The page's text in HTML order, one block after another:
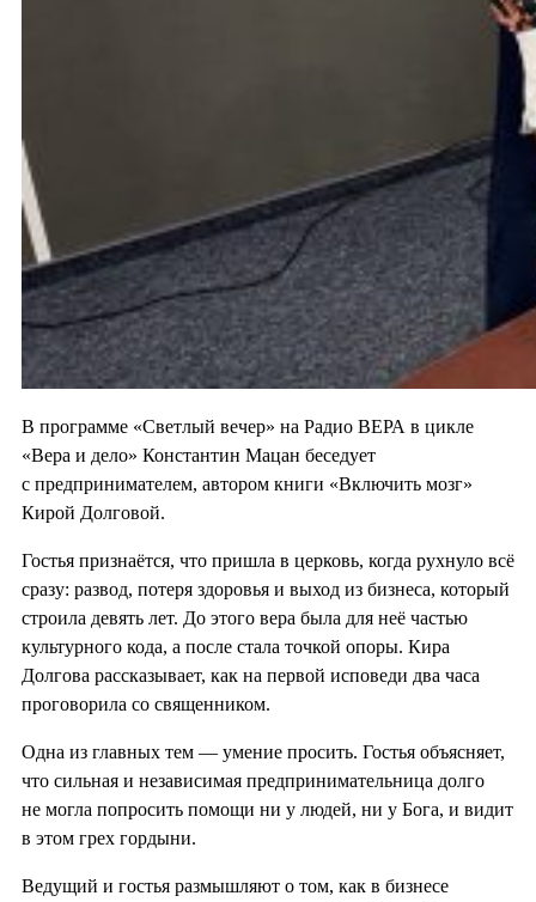
В программе «Светлый вечер» на Радио ВЕРА в цикле
«Вера и дело» Константин Мацан беседует
с предпринимателем, автором книги «Включить мозг»
Кирой Долговой.
Гостья признаётся, что пришла в церковь, когда рухнуло всё
сразу: развод, потеря здоровья и выход из бизнеса, который
строила девять лет. До этого вера была для неё частью
культурного кода, а после стала точкой опоры. Кира
Долгова рассказывает, как на первой исповеди два часа
проговорила со священником.
Одна из главных тем — умение просить. Гостья объясняет,
что сильная и независимая предпринимательница долго
не могла попросить помощи ни у людей, ни у Бога, и видит
в этом грех гордыни.
Ведущий и гостья размышляют о том, как в бизнесе